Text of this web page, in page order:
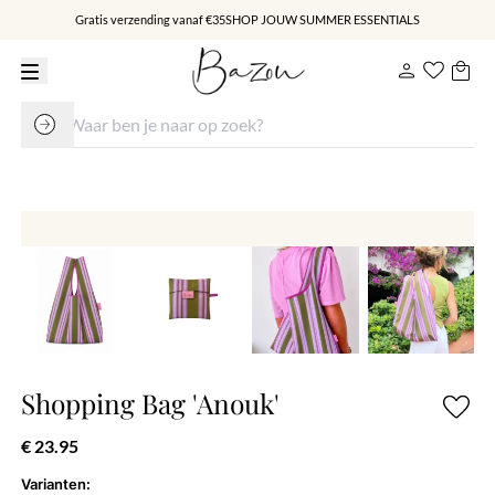
Gratis verzending vanaf €35SHOP JOUW SUMMER ESSENTIALS
Shopping Bag 'Anouk'
€ 23.95
Varianten: